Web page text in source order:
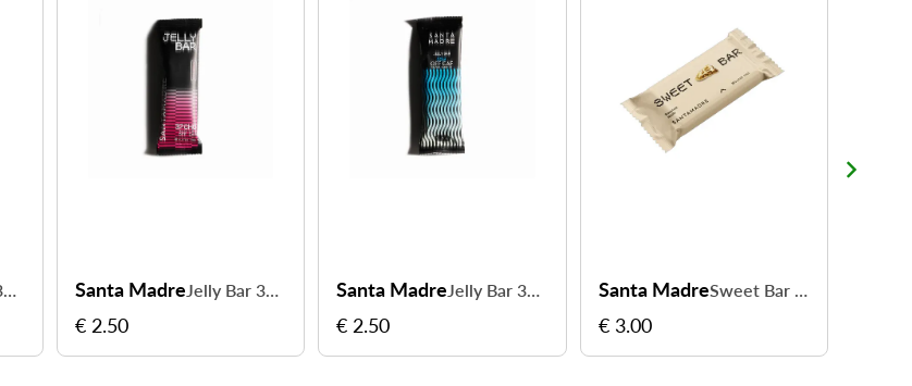
Santa Madre Jelly Bar 37CHO - 37 g de glucides à chaque prise Santa Madre Jelly Bar 37CHO - 37 g de glucides à chaque prise Santa Madre Sweet Bar 60 g - faites le plein d'énergie avec gourmandise
Santa Madre